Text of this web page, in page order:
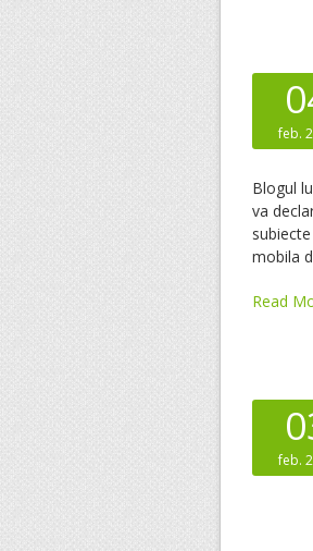
feb.
Blogul
va
mobila
Read
feb.